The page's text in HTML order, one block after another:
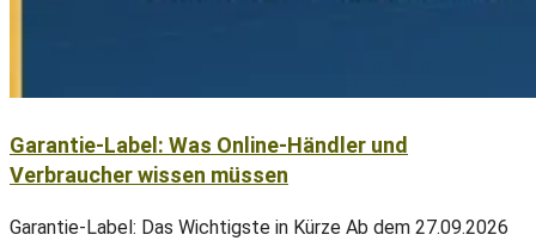
Garantie-Label: Was Online-Händler und
Verbraucher wissen müssen
Garantie-Label: Das Wichtigste in Kürze Ab dem 27.09.2026